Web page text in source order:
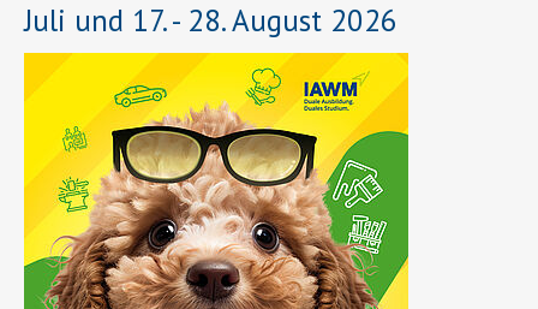
Juli und 17. - 28. August 2026